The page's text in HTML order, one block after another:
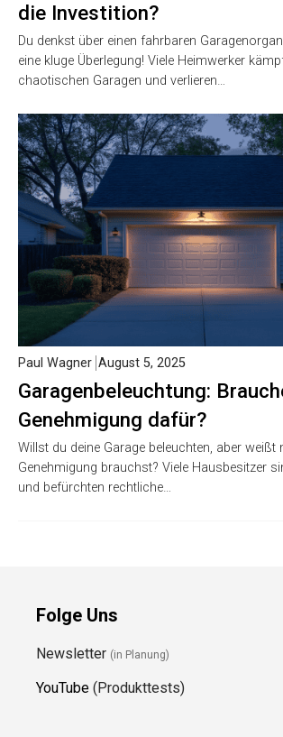
die Investition?
Du denkst über einen fahrbaren
eine kluge Überlegung! Viele Heimwerker
chaotischen Garagen und verlieren…
Garagenbeleuchtung:
Genehmigung dafür?
Paul Wagner August 5, 2025
Willst du deine Garage beleuchten, aber weißt
Genehmigung brauchst? Viele Hausbesitzer
und befürchten rechtliche…
Folge Uns
Newsletter (in Planung)
YouTube (Produkttests)